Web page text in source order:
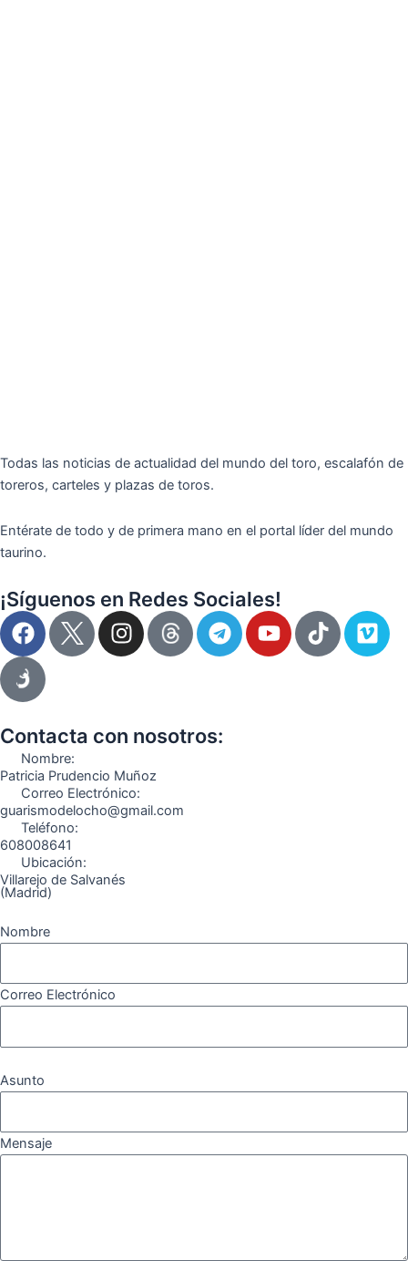
Todas las noticias de actualidad del mundo del toro, escalafón de
toreros, carteles y plazas de toros.
Entérate de todo y de primera mano en el portal líder del mundo
taurino.
¡Síguenos en Redes Sociales!
F
a
c
e
o
o
k
I
n
g
a
m
T
e
r
Y
o
T
i
V
i
Contacta con nosotros:
Nombre:
Patricia Prudencio Muñoz
Correo Electrónico:
guarismodelocho@gmail.com
Teléfono:
608008641
Ubicación:
Villarejo de Salvanés
(Madrid)
Nombre
Correo Electrónico
Asunto
Mensaje